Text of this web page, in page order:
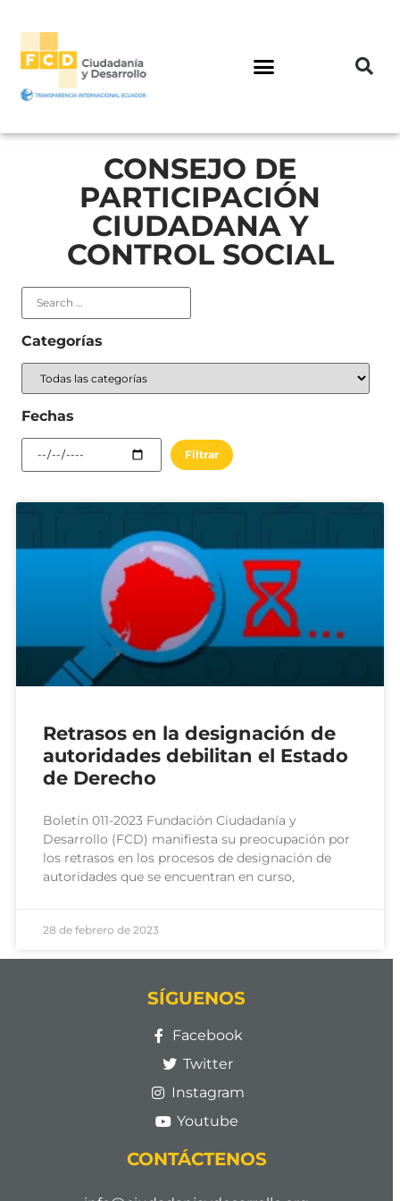
CONSEJO DE
PARTICIPACIÓN
CIUDADANA Y
CONTROL SOCIAL
Categorías
Fechas
Retrasos en la designación de
autoridades debilitan el Estado
de Derecho
Boletín 011-2023 Fundación Ciudadanía y
Desarrollo (FCD) manifiesta su preocupación por
los retrasos en los procesos de designación de
autoridades que se encuentran en curso,
28 de febrero de 2023
SÍGUENOS
Facebook
Twitter
Instagram
Youtube
CONTÁCTENOS